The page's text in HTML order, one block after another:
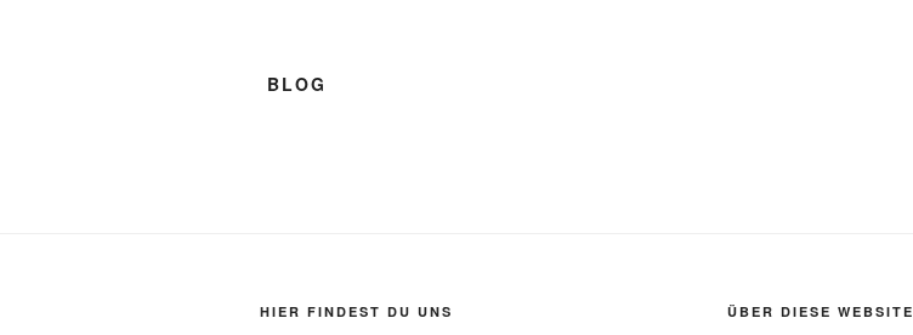
BLOG
HIER FINDEST DU UNS ÜBER DIESE WEBSITE